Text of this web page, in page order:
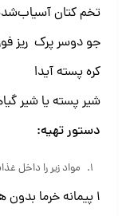
تخم کتان
جو دوسر پرک ریز
کره پسته آیدا
شیر پسته یا شیر
دستور تهیه:
مواد زیر را داخل
۱ پیمانه خرما بدون هسته (حدود ۱۲ عدد)